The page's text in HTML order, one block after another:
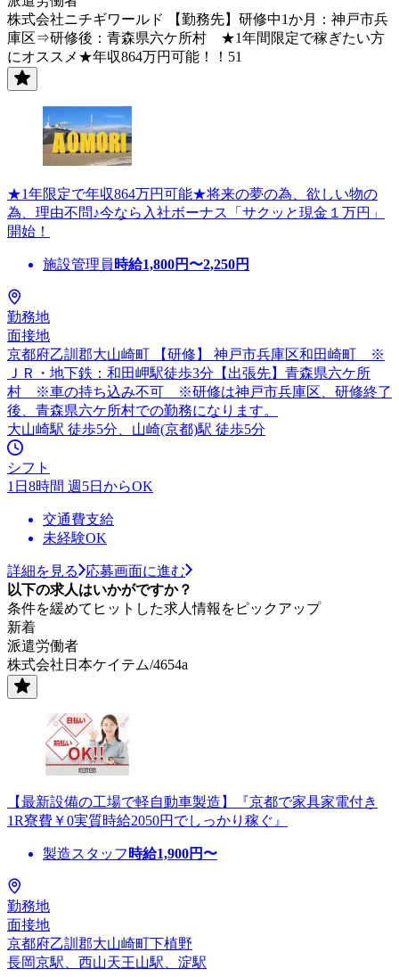
株式会社ニチギワールド 【勤務先】研修中1か月：神戸市兵
庫区⇒研修後：青森県六ケ所村 ★1年間限定で稼ぎたい方
にオススメ★年収864万円可能！！51
★1年限定で年収864万円可能★将来の夢の為、欲しい物の
為、理由不問♪今なら入社ボーナス「サクッと現金１万円」
開始！
施設管理員 時給1,800円〜2,250円
勤務地
面接地
京都府乙訓郡大山崎町 【研修】 神戸市兵庫区和田崎町 ※
ＪＲ・地下鉄：和田岬駅徒歩3分【出張先】青森県六ケ所
村 ※車の持ち込み不可 ※研修は神戸市兵庫区、研修終了
後、青森県六ケ所村での勤務になります。
大山崎駅 徒歩5分、山崎(京都)駅 徒歩5分
シフト
1日8時間 週5日からOK
交通費支給
未経験OK
詳細を見る
応募画面に進む
以下の求人はいかがですか？
条件を緩めてヒットした求人情報をピックアップ
新着
派遣労働者
株式会社日本ケイテム/4654a
【最新設備の工場で軽自動車製造】『京都で家具家電付き
1R寮費￥0実質時給2050円でしっかり稼ぐ』
製造スタッフ 時給1,900円〜
勤務地
面接地
京都府乙訓郡大山崎町下植野
長岡京駅、西山天王山駅、淀駅